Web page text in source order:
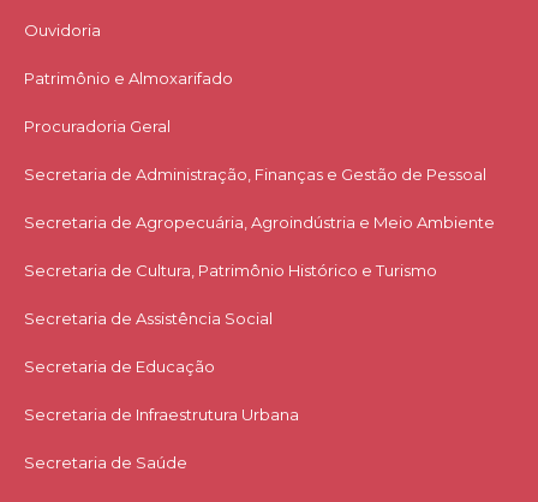
Ouvidoria
Patrimônio e Almoxarifado
Procuradoria Geral
Secretaria de Administração, Finanças e Gestão de Pessoal
Secretaria de Agropecuária, Agroindústria e Meio Ambiente
Secretaria de Cultura, Patrimônio Histórico e Turismo
Secretaria de Assistência Social
Secretaria de Educação
Secretaria de Infraestrutura Urbana
Secretaria de Saúde